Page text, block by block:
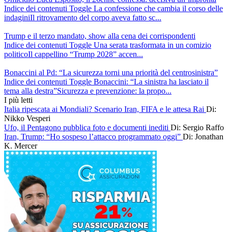
Indice dei contenuti Toggle La confessione che cambia il corso delle
indaginiIl ritrovamento del corpo aveva fatto sc...
Trump e il terzo mandato, show alla cena dei corrispondenti
Indice dei contenuti Toggle Una serata trasformata in un comizio
politicoIl cappellino “Trump 2028” accen...
Bonaccini al Pd: “La sicurezza torni una priorità del centrosinistra”
Indice dei contenuti Toggle Bonaccini: “La sinistra ha lasciato il
tema alla destra”Sicurezza e prevenzione: la propo...
I più letti
Italia ripescata ai Mondiali? Scenario Iran, FIFA e le attesa Rai Di:
Nikko Vesperi
Ufo, il Pentagono pubblica foto e documenti inediti Di: Sergio Raffo
Iran, Trump: “Ho sospeso l’attacco programmato oggi” Di: Jonathan
K. Mercer